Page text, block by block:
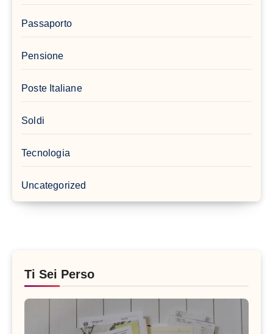
Passaporto
Pensione
Poste Italiane
Soldi
Tecnologia
Uncategorized
Ti Sei Perso